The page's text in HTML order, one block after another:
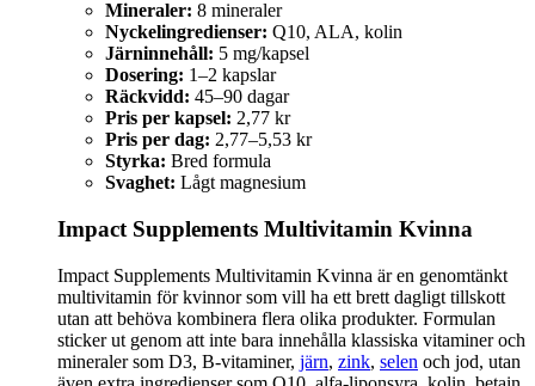
Mineraler: 8 mineraler
Nyckelingredienser: Q10, ALA, kolin
Järninnehåll: 5 mg/kapsel
Dosering: 1–2 kapslar
Räckvidd: 45–90 dagar
Pris per kapsel: 2,77 kr
Pris per dag: 2,77–5,53 kr
Styrka: Bred formula
Svaghet: Lågt magnesium
Impact Supplements Multivitamin Kvinna
Impact Supplements Multivitamin Kvinna är en genomtänkt
multivitamin för kvinnor som vill ha ett brett dagligt tillskott
utan att behöva kombinera flera olika produkter. Formulan
sticker ut genom att inte bara innehålla klassiska vitaminer och
mineraler som D3, B-vitaminer, järn, zink, selen och jod, utan